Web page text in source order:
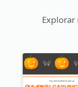
Explorar